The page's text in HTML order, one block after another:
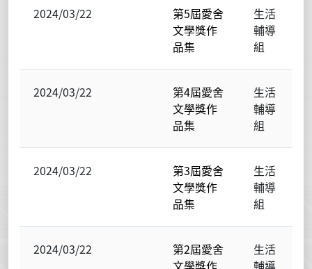
2024/03/22
第5屆愛舍
文學獎作
品集
生活
輔導
組
2024/03/22
第4屆愛舍
文學獎作
品集
生活
輔導
組
2024/03/22
第3屆愛舍
文學獎作
品集
生活
輔導
組
2024/03/22
第2屆愛舍
文學獎作
生活
輔導